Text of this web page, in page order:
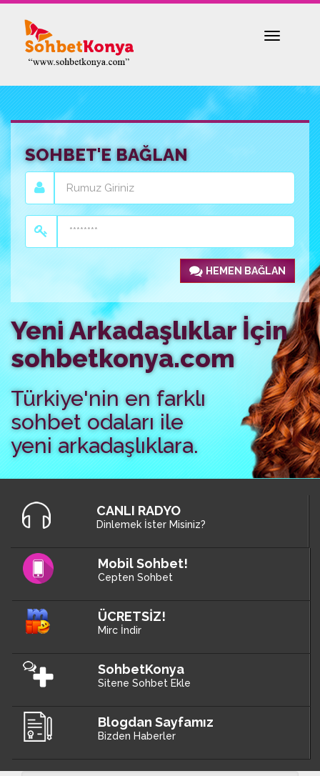
Toggle
SOHBET'E BAĞLAN
HEMEN BAĞLAN
Yeni Arkadaşlıklar İçin
sohbetkonya.com
Türkiye'nin en farklı
sohbet odaları ile
yeni arkadaşlıklara.
CANLI RADYO
Dinlemek İster Misiniz?
Mobil Sohbet!
Cepten Sohbet
ÜCRETSİZ!
Mirc İndir
SohbetKonya
Sitene Sohbet Ekle
Blogdan Sayfamız
Bizden Haberler